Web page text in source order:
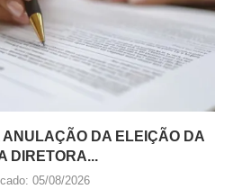
ANULAÇÃO DA ELEIÇÃO DA
DIRETORA...
05/08/2026